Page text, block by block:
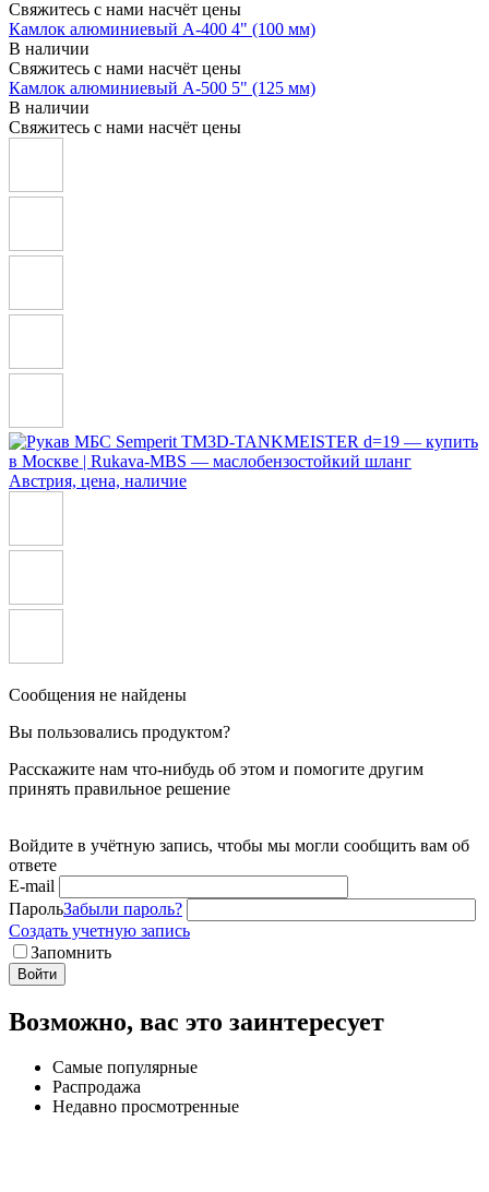
Свяжитесь с нами насчёт цены
Камлок алюминиевый A-400 4" (100 мм)
В наличии
Свяжитесь с нами насчёт цены
Камлок алюминиевый A-500 5" (125 мм)
В наличии
Свяжитесь с нами насчёт цены
Сообщения не найдены
Вы пользовались продуктом?
Расскажите нам что-нибудь об этом и помогите другим
принять правильное решение
Войдите в учётную запись, чтобы мы могли сообщить вам об
ответе
E-mail
ПарольЗабыли пароль?
Создать учетную запись
Запомнить
Войти
Возможно, вас это заинтересует
Самые популярные
Распродажа
Недавно просмотренные